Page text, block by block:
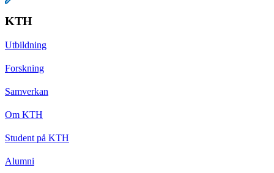
KTH
Utbildning
Forskning
Samverkan
Om KTH
Student på KTH
Alumni